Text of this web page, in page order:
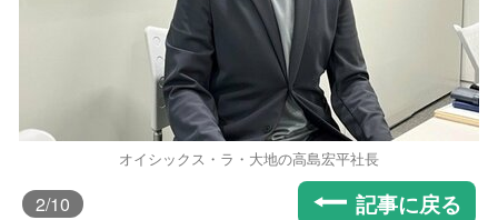
オイシックス・ラ・大地の高島宏平社長
2/10 記事に戻る